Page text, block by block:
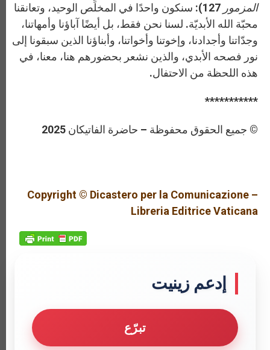
المزمور
127): سنكون واحدًا في المخلِّص الوحيد، وتعانقنا
محبّة الله الأبديّة. لسنا نحن فقط، بل أيضًا آباؤنا وأمهاتنا،
وجدّاتنا وأجدادنا، وإخوتنا وأخواتنا، وأبناؤنا الذين سبقونا إلى
نور فصحه الأبدي، والذين نشعر بحضورهم هنا، معنا، في
هذه اللحظة من الاحتفال.
***********
© جميع الحقوق محفوظة – حاضرة الفاتيكان 2025
Copyright © Dicastero per la Comunicazione –
Libreria Editrice Vaticana
إدعم زينيت
تبرّع